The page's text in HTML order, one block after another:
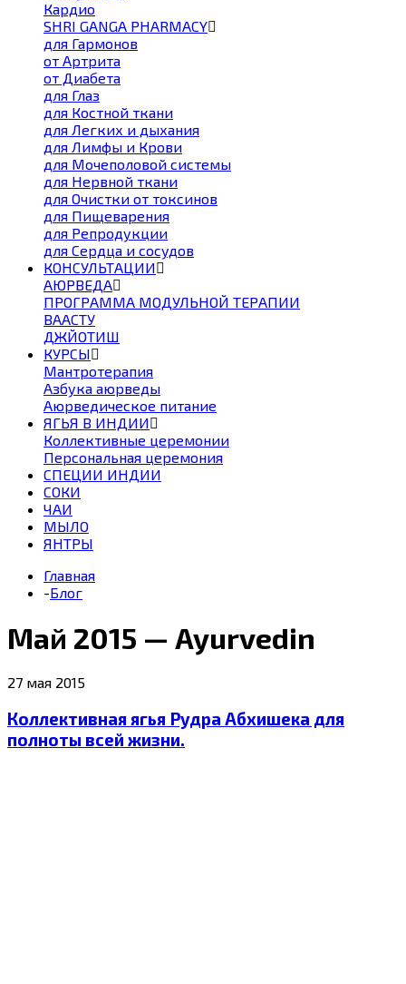
Кардио
SHRI GANGA PHARMACY
для Гармонов
от Артрита
от Диабета
для Глаз
для Костной ткани
для Легких и дыхания
для Лимфы и Крови
для Мочеполовой системы
для Нервной ткани
для Очистки от токсинов
для Пищеварения
для Репродукции
для Сердца и сосудов
КОНСУЛЬТАЦИИ
АЮРВЕДА
ПРОГРАММА МОДУЛЬНОЙ ТЕРАПИИ
ВААСТУ
ДЖЙОТИШ
КУРСЫ
Мантротерапия
Азбука аюрведы
Аюрведическое питание
ЯГЬЯ В ИНДИИ
Коллективные церемонии
Персональная церемония
СПЕЦИИ ИНДИИ
СОКИ
ЧАИ
МЫЛО
ЯНТРЫ
Главная
-Блог
Май 2015 — Ayurvedin
27 мая 2015
Коллективная ягья Рудра Абхишека для
полноты всей жизни.